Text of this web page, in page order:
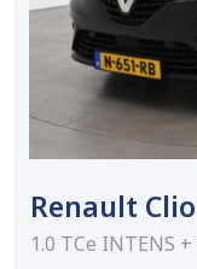
Renault Clio
1.0 TCe INTENS +